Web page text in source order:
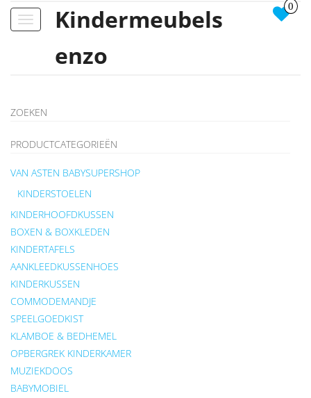
Toggle
Kindermeubels
enzo
0
ZOEKEN
PRODUCTCATEGORIEËN
VAN ASTEN BABYSUPERSHOP
KINDERSTOELEN
KINDERHOOFDKUSSEN
BOXEN & BOXKLEDEN
KINDERTAFELS
AANKLEEDKUSSENHOES
KINDERKUSSEN
COMMODEMANDJE
SPEELGOEDKIST
KLAMBOE & BEDHEMEL
OPBERGREK KINDERKAMER
MUZIEKDOOS
BABYMOBIEL